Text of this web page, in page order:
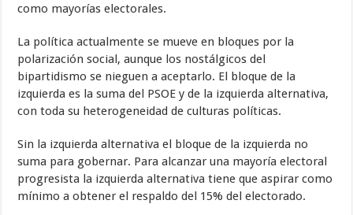
como mayorías electorales.
La política actualmente se mueve en bloques por la
polarización social, aunque los nostálgicos del
bipartidismo se nieguen a aceptarlo. El bloque de la
izquierda es la suma del PSOE y de la izquierda alternativa,
con toda su heterogeneidad de culturas políticas.
Sin la izquierda alternativa el bloque de la izquierda no
suma para gobernar. Para alcanzar una mayoría electoral
progresista la izquierda alternativa tiene que aspirar como
mínimo a obtener el respaldo del 15% del electorado.